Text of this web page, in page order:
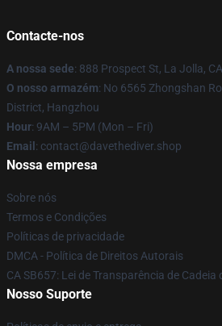
Contacte-nos
A nossa sede: 888 Prospect St, La Jolla,
O nosso armazém: No 6565 Zhongshan
District, Hangzhou
Hour: 9AM – 5PM (Mon – Fri)
Email : contact@davethediver.shop
Nossa empresa
Sobre nós
Termos e Condições
Políticas de privacidade
DMCA - Política de Direitos Autorais
CA SB657: Lei de Transparência de Cadeia
Nosso Suporte